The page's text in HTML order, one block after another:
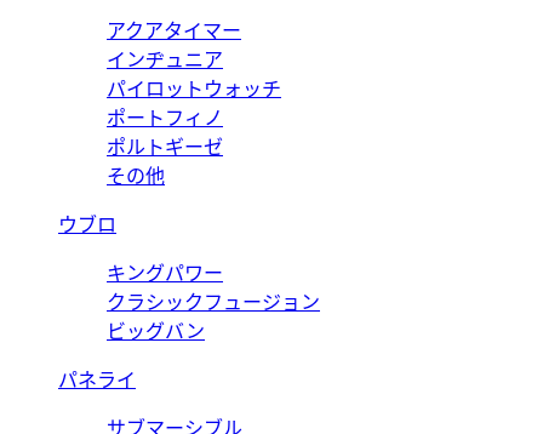
アクアタイマー
インヂュニア
パイロットウォッチ
ポートフィノ
ポルトギーゼ
その他
ウブロ
キングパワー
クラシックフュージョン
ビッグバン
パネライ
サブマーシブル